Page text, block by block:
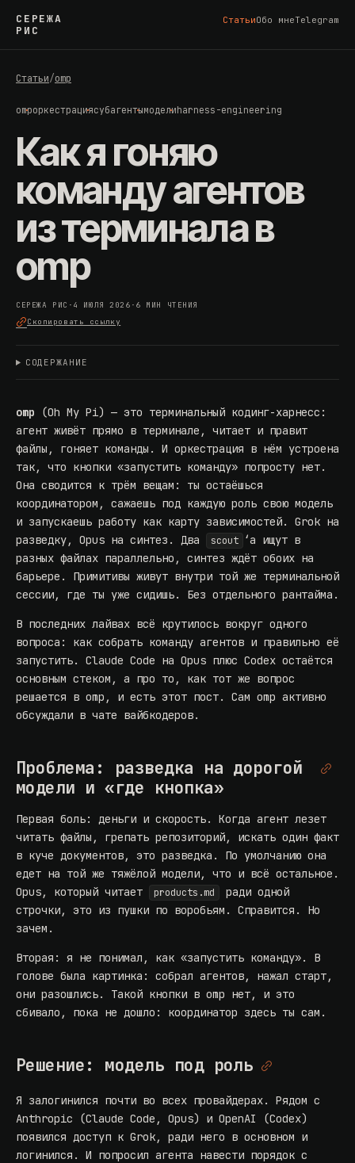
СЕРЕЖА
РИС
СтатьиОбо мнеTelegram
Статьи/omp
ompоркестрациясубагентымоделиharness-engineering
Как я гоняю
команду агентов
из терминала в
omp
СЕРЕЖА РИС · 4 ИЮЛЯ 2026 · 6 МИН ЧТЕНИЯ
Скопировать ссылку
СОДЕРЖАНИЕ
omp (Oh My Pi) — это терминальный кодинг-харнесс:
агент живёт прямо в терминале, читает и правит
файлы, гоняет команды. И оркестрация в нём устроена
так, что кнопки «запустить команду» попросту нет.
Она сводится к трём вещам: ты остаёшься
координатором, сажаешь под каждую роль свою модель
и запускаешь работу как карту зависимостей. Grok на
разведку, Opus на синтез. Два
scout ‘а ищут в
разных файлах параллельно, синтез ждёт обоих на
барьере. Примитивы живут внутри той же терминальной
сессии, где ты уже сидишь. Без отдельного рантайма.
В последних лайвах всё крутилось вокруг одного
вопроса: как собрать команду агентов и правильно её
запустить. Claude Code на Opus плюс Codex остаётся
основным стеком, а про то, как тот же вопрос
решается в omp, и есть этот пост. Сам omp активно
обсуждали в чате вайбкодеров.
Проблема: разведка на дорогой
модели и «где кнопка»
Первая боль: деньги и скорость. Когда агент лезет
читать файлы, грепать репозиторий, искать один факт
в куче документов, это разведка. По умолчанию она
едет на той же тяжёлой модели, что и всё остальное.
Opus, который читает
products.md
ради одной
строчки, это из пушки по воробьям. Справится. Но
зачем.
Вторая: я не понимал, как «запустить команду». В
голове была картинка: собрал агентов, нажал старт,
они разошлись. Такой кнопки в omp нет, и это
сбивало, пока не дошло: координатор здесь ты сам.
Решение: модель под роль
Я залогинился почти во всех провайдерах. Рядом с
Anthropic (Claude Code, Opus) и OpenAI (Codex)
появился доступ к Grok, ради него в основном и
логинился. И попросил агента навести порядок с